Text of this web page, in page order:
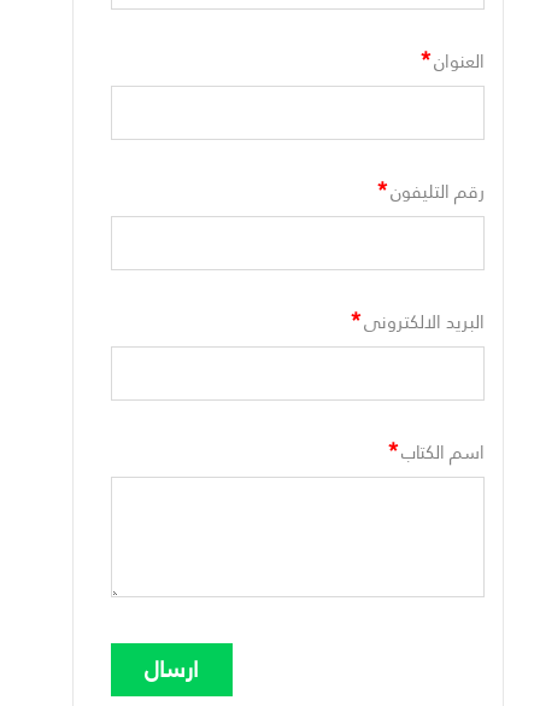
العنوان*
رقم التليفون*
البريد الالكترونى*
اسم الكتاب*